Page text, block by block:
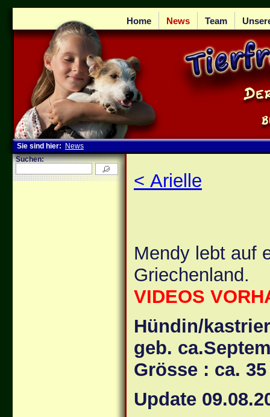
Home News Team
Sie sind hier:
News
Suchen:
< Arielle
Mendy lebt auf
Griechenland.
VIDEOS
Hündin/
geb.
Grösse : ca.
Update